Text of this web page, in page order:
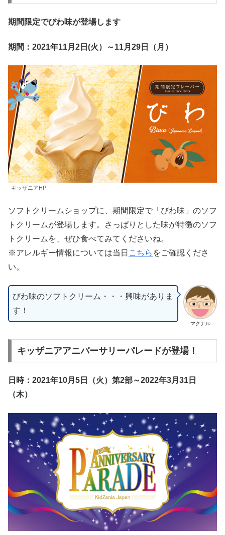
期間限定でびわ味が登場します
期間：2021年11月2日(火）～11月29日（月）
キッザニアHP
ソフトクリームショップに、期間限定で「びわ味」のソフ
トクリームが登場します。さっぱりとした味が特徴のソフ
トクリームを、ぜひ食べてみてくださいね。
※アレルギー情報については当日 こちら をご確認くださ
い。
マクナル
びわ味のソフトクリーム・・・興味がありま
す！
キッザニアアニバーサリーパレードが登場！
日時：2021年10月5日（火）第2部～2022年3月31日
（木）